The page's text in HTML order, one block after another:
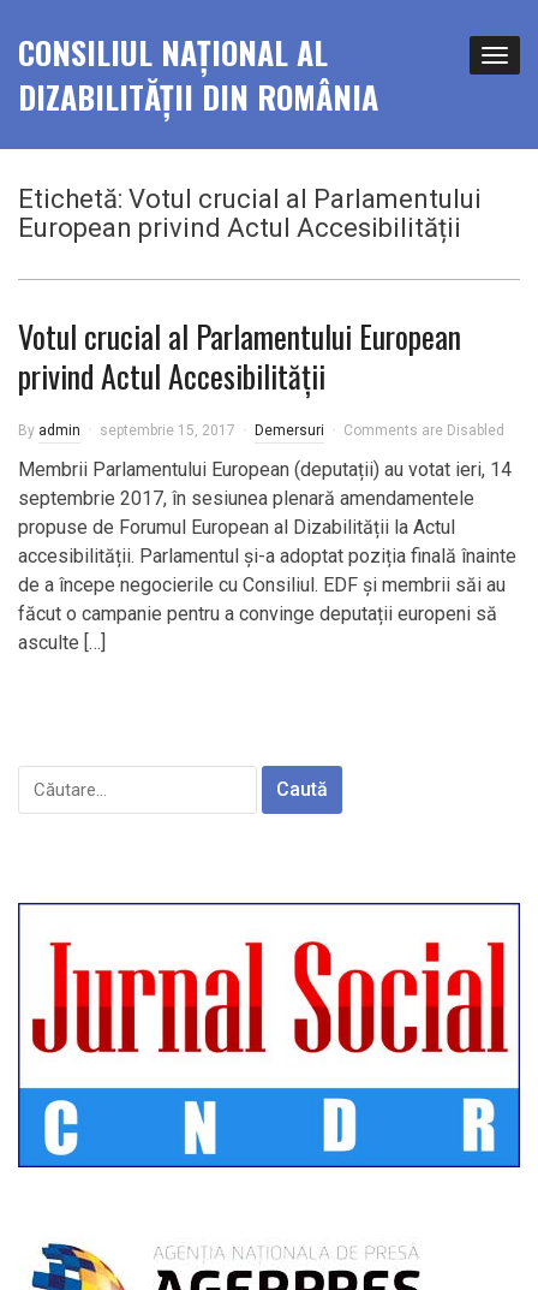
CONSILIUL NAȚIONAL AL
DIZABILITĂȚII DIN ROMÂNIA
Etichetă: Votul crucial al Parlamentului
European privind Actul Accesibilității
Votul crucial al Parlamentului European
privind Actul Accesibilității
By admin septembrie 15, 2017 Demersuri Comments are Disabled
Membrii Parlamentului European (deputații) au votat ieri, 14
septembrie 2017, în sesiunea plenară amendamentele
propuse de Forumul European al Dizabilității la Actul
accesibilității. Parlamentul și-a adoptat poziția finală înainte
de a începe negocierile cu Consiliul. EDF și membrii săi au
făcut o campanie pentru a convinge deputații europeni să
asculte […]
Caută
după: